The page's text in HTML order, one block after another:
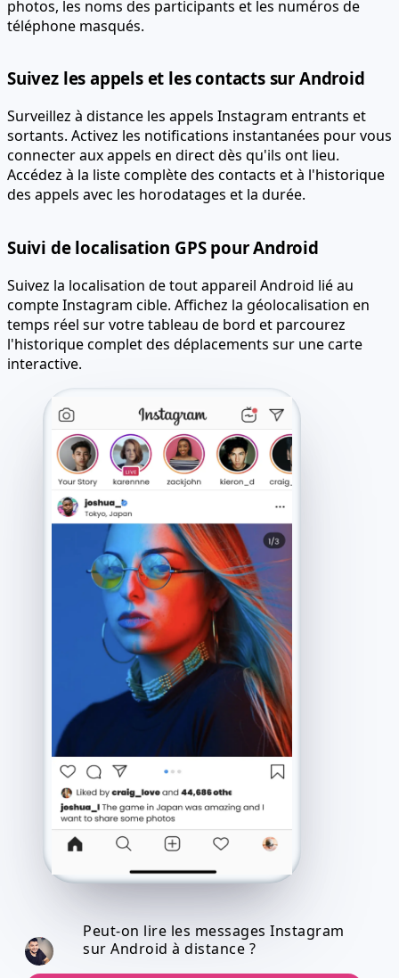
photos, les noms des participants et les numéros de
téléphone masqués.
Suivez les appels et les contacts sur Android
Surveillez à distance les appels Instagram entrants et
sortants. Activez les notifications instantanées pour vous
connecter aux appels en direct dès qu'ils ont lieu.
Accédez à la liste complète des contacts et à l'historique
des appels avec les horodatages et la durée.
Suivi de localisation GPS pour Android
Suivez la localisation de tout appareil Android lié au
compte Instagram cible. Affichez la géolocalisation en
temps réel sur votre tableau de bord et parcourez
l'historique complet des déplacements sur une carte
interactive.
Peut-on lire les messages Instagram
sur Android à distance ?